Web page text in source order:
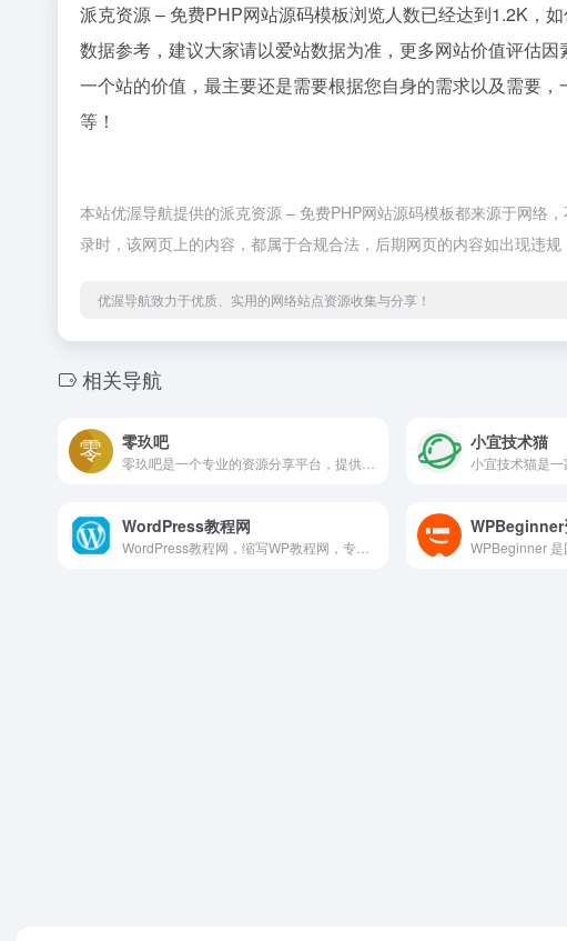
派克资源 – 免费PHP网站源码模板浏览人数已经达到1.2K，
数据参考，建议大家请以爱站数据为准，更多网站价值评估
一个站的价值，最主要还是需要根据您自身的需求以及需要
等！
本站优渥导航提供的派克资源 – 免费PHP网站源码模板都来源于网络
录时，该网页上的内容，都属于合规合法，后期网页的内容如出现违
优渥导航致力于优质、实用的网络站点资源收集与分享！
相关导航
零玖吧 小宜技术猫
WordPress教程网 WPBeginner